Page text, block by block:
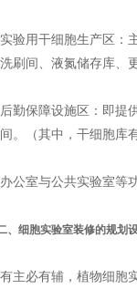
用干细胞生产区：主
刷间、液氮储存库、
保障设施区：即提供
。（其中，干细胞库
室与公共实验室等功
细胞实验室装修的规划设
必有辅，植物细胞实